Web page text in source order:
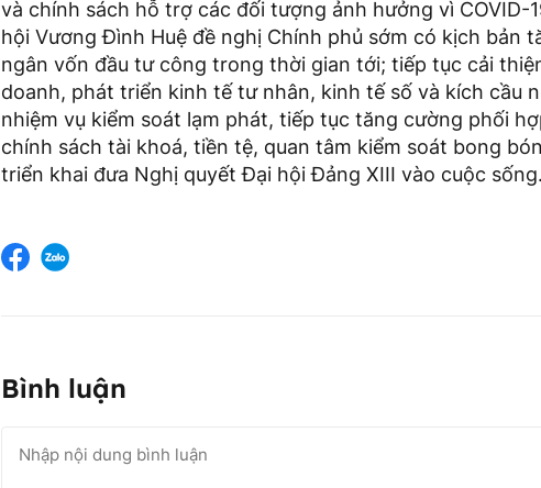
và chính sách hỗ trợ các đối tượng ảnh hưởng vì COVID-
hội Vương Đình Huệ đề nghị Chính phủ sớm có kịch bản
ngân vốn đầu tư công trong thời gian tới; tiếp tục cải
doanh, phát triển kinh tế tư nhân, kinh tế số và kích cầu
nhiệm vụ kiểm soát lạm phát, tiếp tục tăng cường phối
chính sách tài khoá, tiền tệ, quan tâm kiểm soát bong
triển khai đưa Nghị quyết Đại hội Đảng XIII vào cuộc
Bình luận